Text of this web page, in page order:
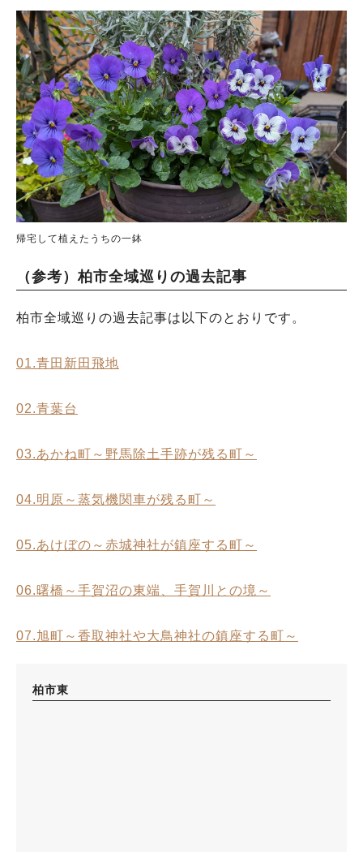
帰宅して植えたうちの一鉢
（参考）柏市全域巡りの過去記事
柏市全域巡りの過去記事は以下のとおりです。
01.青田新田飛地
02.青葉台
03.あかね町～野馬除土手跡が残る町～
04.明原～蒸気機関車が残る町～
05.あけぼの～赤城神社が鎮座する町～
06.曙橋～手賀沼の東端、手賀川との境～
07.旭町～香取神社や大鳥神社の鎮座する町～
柏市東